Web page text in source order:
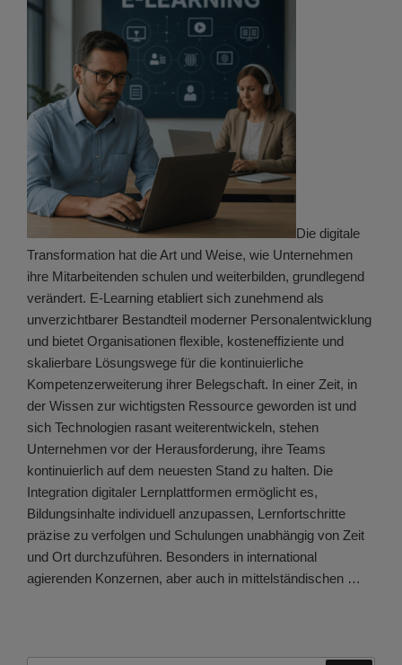
Die digitale
Transformation hat die Art und Weise, wie Unternehmen
ihre Mitarbeitenden schulen und weiterbilden, grundlegend
verändert. E-Learning etabliert sich zunehmend als
unverzichtbarer Bestandteil moderner Personalentwicklung
und bietet Organisationen flexible, kosteneffiziente und
skalierbare Lösungswege für die kontinuierliche
Kompetenzerweiterung ihrer Belegschaft. In einer Zeit, in
der Wissen zur wichtigsten Ressource geworden ist und
sich Technologien rasant weiterentwickeln, stehen
Unternehmen vor der Herausforderung, ihre Teams
kontinuierlich auf dem neuesten Stand zu halten. Die
Integration digitaler Lernplattformen ermöglicht es,
Bildungsinhalte individuell anzupassen, Lernfortschritte
präzise zu verfolgen und Schulungen unabhängig von Zeit
und Ort durchzuführen. Besonders in international
agierenden Konzernen, aber auch in mittelständischen …